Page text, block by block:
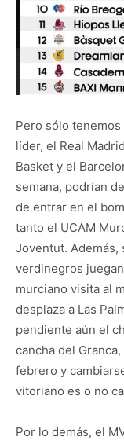
Pero sólo
líder, el Real
Basket y el
semana, podrían
de entrar en el
tanto el UCAM
Joventut. Además,
verdinegros
murciano visita al
desplaza a Las
pendiente aún el
cancha del
febrero y
vitoriano es o no
Por lo demás, el